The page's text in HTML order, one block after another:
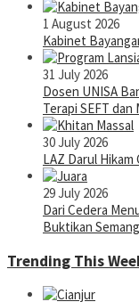
1 August 2026
Kabinet
31 July 2026
Dosen UNISA
Terapi SEFT
30 July 2026
LAZ Darul
29 July 2026
Dari Cedera
Buktikan
Trending This